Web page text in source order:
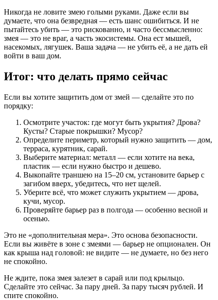
Никогда не ловите змею голыми руками. Даже если вы
думаете, что она безвредная — есть шанс ошибиться. И не
пытайтесь убить — это рискованно, и часто бессмысленно:
змея — это не враг, а часть экосистемы. Она ест мышей,
насекомых, лягушек. Ваша задача — не убить её, а не дать ей
войти в ваш дом.
Итог: что делать прямо сейчас
Если вы хотите защитить дом от змей — сделайте это по
порядку:
Осмотрите участок: где могут быть укрытия? Дрова?
Кусты? Старые покрышки? Мусор?
Определите периметр, который нужно защитить — дом,
терраса, курятник, сарай.
Выберите материал: металл — если хотите на века,
пластик — если нужно быстро и дешево.
Выкопайте траншею на 15–20 см, установите барьер с
загибом вверх, убедитесь, что нет щелей.
Уберите всё, что может служить укрытием — дрова,
кучи, мусор.
Проверяйте барьер раз в полгода — особенно весной и
осенью.
Это не «дополнительная мера». Это основа безопасности.
Если вы живёте в зоне с змеями — барьер не опционален. Он
как крыша над головой: не видите — не думаете, но без него
не спокойно.
Не ждите, пока змея залезет в сарай или под крыльцо.
Сделайте это сейчас. За пару дней. За пару тысяч рублей. И
спите спокойно.